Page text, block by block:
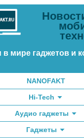
в мире гаджетов и
NANOFAKT
Hi-Tech
Аудио гаджеты
Гаджеты